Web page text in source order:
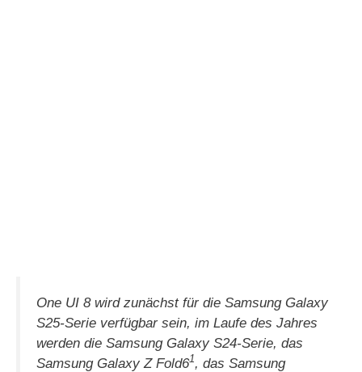
One UI 8 wird zunächst für die Samsung Galaxy
S25-Serie verfügbar sein, im Laufe des Jahres
werden die Samsung Galaxy S24-Serie, das
Samsung Galaxy Z Fold61, das Samsung